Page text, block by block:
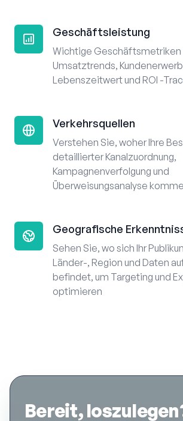
Geschäftsleistung
Wichtige Geschäftsmetriken
Umsatztrends,
Lebenszeitwert und ROI -
Verkehrsquellen
Verstehen Sie, woher Ihre
detaillierter Kanalzuordnung,
Kampagnenverfolgung und
Überweisungsanalyse
Geografische
Sehen Sie, wo sich Ihr
Länder-, Region und Daten
befindet, um Targeting und
optimieren
Bereit,